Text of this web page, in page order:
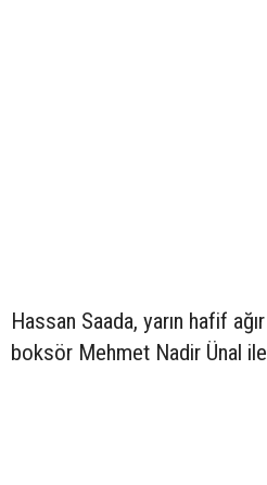
Hassan Saada, yarın hafif
boksör Mehmet Nadir Ünal ile